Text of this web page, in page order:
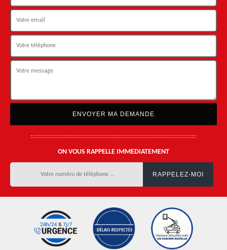
ON VOUS RAPPELLE IMMEDIATEMENT